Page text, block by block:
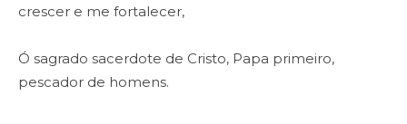
crescer e me fortalecer,
Ó sagrado sacerdote de Cristo, Papa primeiro,
pescador de homens.